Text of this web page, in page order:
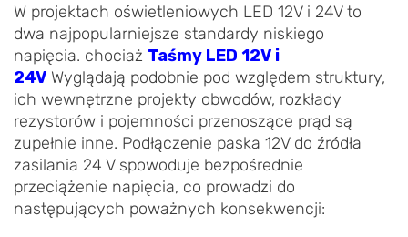
W projektach oświetleniowych LED 12V i 24V to
dwa najpopularniejsze standardy niskiego
napięcia. chociaż Taśmy LED 12V i
24V Wyglądają podobnie pod względem struktury,
ich wewnętrzne projekty obwodów, rozkłady
rezystorów i pojemności przenoszące prąd są
zupełnie inne. Podłączenie paska 12V do źródła
zasilania 24 V spowoduje bezpośrednie
przeciążenie napięcia, co prowadzi do
następujących poważnych konsekwencji: